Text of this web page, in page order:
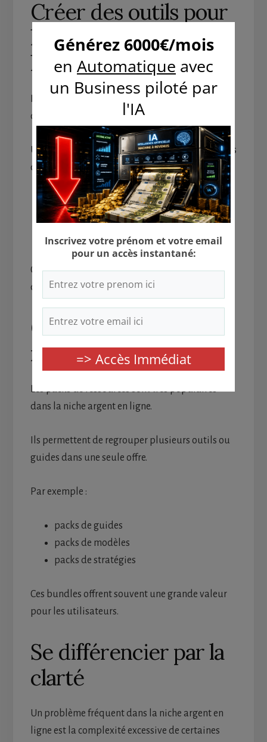
Créer des outils pour
les entrepreneurs en
ligne
Les entrepreneurs en ligne ont souvent besoin
d’outils pour organiser leur travail.
Un business peut consister à créer des ressources
qui facilitent :
la planification des projets
la gestion des tâches
le suivi des revenus
Ces outils peuvent être utilisés
quotidiennement par les entrepreneurs.
Créer des packs de
ressources
Les packs de ressources sont très populaires
dans la niche argent en ligne.
Ils permettent de regrouper plusieurs outils ou
guides dans une seule offre.
Par exemple :
packs de guides
packs de modèles
packs de stratégies
Ces bundles offrent souvent une grande valeur
pour les utilisateurs.
Se différencier par la
clarté
Un problème fréquent dans la niche argent en
ligne est la complexité excessive de certaines